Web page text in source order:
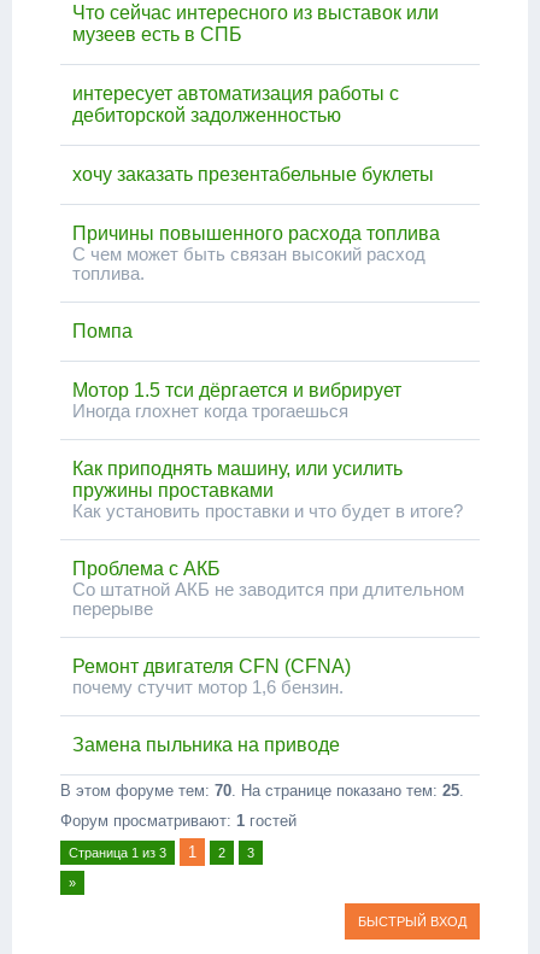
Что сейчас интересного из выставок или
музеев есть в СПБ
интересует автоматизация работы с
дебиторской задолженностью
хочу заказать презентабельные буклеты
Причины повышенного расхода топлива
С чем может быть связан высокий расход
топлива.
Помпа
Мотор 1.5 тси дёргается и вибрирует
Иногда глохнет когда трогаешься
Как приподнять машину, или усилить
пружины проставками
Как установить проставки и что будет в итоге?
Проблема с АКБ
Со штатной АКБ не заводится при длительном
перерыве
Ремонт двигателя CFN (CFNA)
почему стучит мотор 1,6 бензин.
Замена пыльника на приводе
В этом форуме тем: 70. На странице показано тем: 25.
Форум просматривают: 1 гостей
Страница 1 из 3 1 2 3
»